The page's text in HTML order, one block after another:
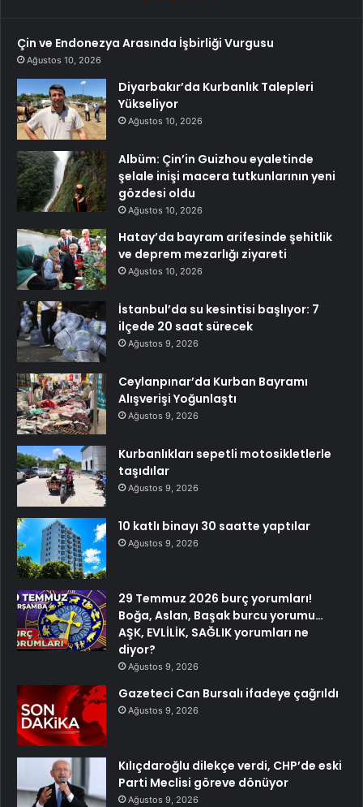
Çin ve Endonezya Arasında İşbirliği Vurgusu
Ağustos 10, 2026
Diyarbakır’da Kurbanlık Talepleri
Yükseliyor
Ağustos 10, 2026
Albüm: Çin’in Guizhou eyaletinde
şelale inişi macera tutkunlarının yeni
gözdesi oldu
Ağustos 10, 2026
Hatay’da bayram arifesinde şehitlik
ve deprem mezarlığı ziyareti
Ağustos 10, 2026
İstanbul’da su kesintisi başlıyor: 7
ilçede 20 saat sürecek
Ağustos 9, 2026
Ceylanpınar’da Kurban Bayramı
Alışverişi Yoğunlaştı
Ağustos 9, 2026
Kurbanlıkları sepetli motosikletlerle
taşıdılar
Ağustos 9, 2026
10 katlı binayı 30 saatte yaptılar
Ağustos 9, 2026
29 Temmuz 2026 burç yorumları!
Boğa, Aslan, Başak burcu yorumu…
AŞK, EVLİLİK, SAĞLIK yorumları ne
diyor?
Ağustos 9, 2026
Gazeteci Can Bursalı ifadeye çağrıldı
Ağustos 9, 2026
Kılıçdaroğlu dilekçe verdi, CHP’de eski
Parti Meclisi göreve dönüyor
Ağustos 9, 2026